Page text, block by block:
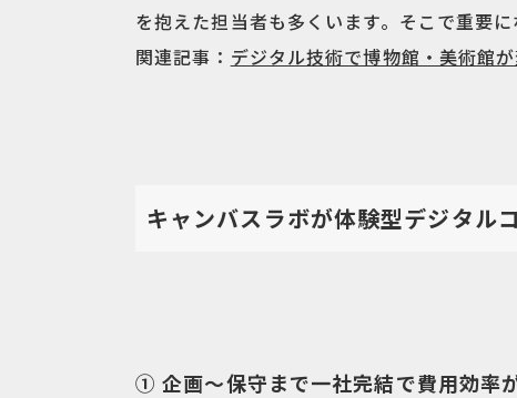
を抱えた担当者も多くいます。そこで重要に
関連記事： デジタル技術で博物館・美術館
キャンバスラボが体験型デジタル
① 企画〜保守まで一社完結で費用効率